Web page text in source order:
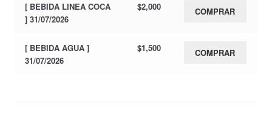
[ BEBIDA LINEA COCA
] 31/07/2026
$2,000 COMPRAR
[ BEBIDA AGUA ]
31/07/2026
$1,500 COMPRAR